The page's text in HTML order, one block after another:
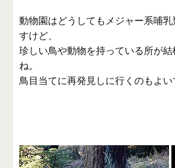
動物園はどうしてもメジャー系哺
すけど、
珍しい鳥や動物を持っている所が結
ね。
鳥目当てに再発見しに行くのもよい